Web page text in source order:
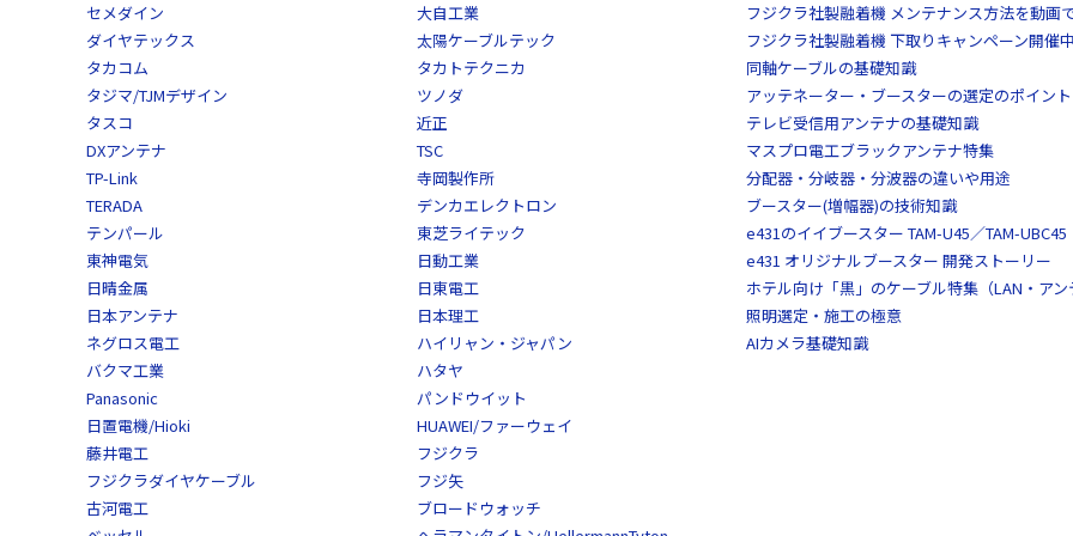
セメダイン
大自工業
ダイヤテックス
太陽ケーブルテック
タカコム
タカトテクニカ
タジマ/TJMデザイン
ツノダ
タスコ
近正
DXアンテナ
TSC
TP-Link
寺岡製作所
TERADA
デンカエレクトロン
テンパール
東芝ライテック
東神電気
日動工業
日晴金属
日東電工
日本アンテナ
日本理工
ネグロス電工
ハイリャン・ジャパン
バクマ工業
ハタヤ
Panasonic
パンドウイット
日置電機/Hioki
HUAWEI/ファーウェイ
藤井電工
フジクラ
フジクラダイヤケーブル
フジ矢
古河電工
ブロードウォッチ
フジクラ社製融着機 メンテナンス方法を動画
フジクラ社製融着機 下取りキャンペーン開催中
同軸ケーブルの基礎知識
アッテネーター・ブースターの選定のポイント
テレビ受信用アンテナの基礎知識
マスプロ電工ブラックアンテナ特集
分配器・分岐器・分波器の違いや用途
ブースター(増幅器)の技術知識
e431のイイブースター TAM-U45／TAM-UBC45
e431 オリジナルブースター 開発ストーリー
ホテル向け「黒」のケーブル特集（LAN・アン
照明選定・施工の極意
AIカメラ基礎知識